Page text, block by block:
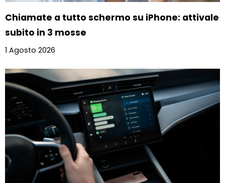
Chiamate a tutto schermo su iPhone: attivale
subito in 3 mosse
1 Agosto 2026